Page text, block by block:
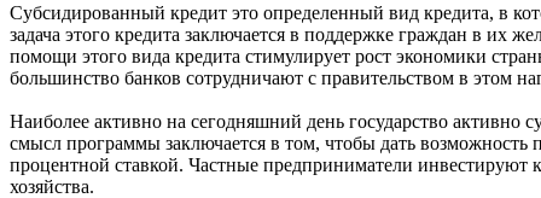
Субсидированный кредит это определенный вид кредита, в
задача этого кредита заключается в поддержке граждан в их
помощи этого вида кредита стимулирует рост экономики
большинство банков сотрудничают с правительством в этом
Наиболее активно на сегодняшний день государство
смысл программы заключается в том, чтобы дать возможность
процентной ставкой. Частные предприниматели инвестируют
хозяйства.